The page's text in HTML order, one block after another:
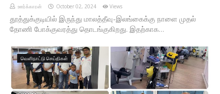
ஊர்க்காரன் October 02, 2024 Views
தூத்துக்குடியில் இருந்து மாலத்தீவு-இலங்கைக்கு நாளை முதல்
தோணி போக்குவரத்து தொடங்குகிறது. இதற்காக…
வெளிநாட்டு செய்திகள்